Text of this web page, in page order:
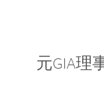
元GIA理